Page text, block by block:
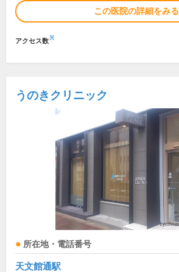
この医院の詳細をみる
アクセス数※
うのきクリニック
所在地・電話番号
天文館通駅